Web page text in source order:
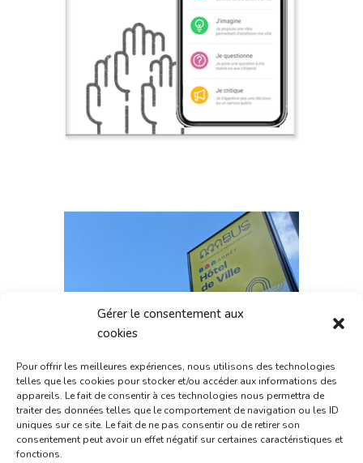
Gérer le consentement aux
cookies
Pour offrir les meilleures expériences, nous utilisons des technologies
telles que les cookies pour stocker et/ou accéder aux informations des
appareils. Le fait de consentir à ces technologies nous permettra de
traiter des données telles que le comportement de navigation ou les ID
uniques sur ce site. Le fait de ne pas consentir ou de retirer son
consentement peut avoir un effet négatif sur certaines caractéristiques et
fonctions.